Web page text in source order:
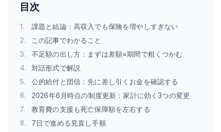
目次
1.
課題と結論：高収入でも保険を増やしすぎない
2.
この記事でわかること
3.
不足額の出し方：まずは差額×期間で粗くつかむ
4.
対話形式で解説
5.
公的給付と団信：先に差し引くお金を確認する
6.
2026年6月時点の制度更新：家計に効く3つの変更
7.
教育費の支援も死亡保障額を左右する
8.
7日で進める見直し手順